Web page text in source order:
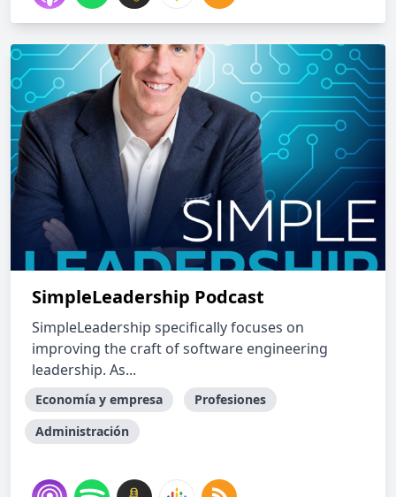
SimpleLeadership Podcast
SimpleLeadership specifically focuses on
improving the craft of software engineering
leadership. As...
Economía y empresa
Profesiones
Administración